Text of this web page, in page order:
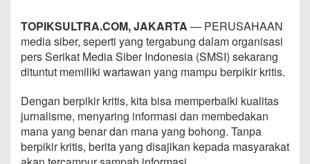
TOPIKSULTRA.COM, JAKARTA — PERUSAHAAN
media siber, seperti yang tergabung dalam organisasi
pers Serikat Media Siber Indonesia (SMSI) sekarang
dituntut memiliki wartawan yang mampu berpikir kritis.
Dengan berpikir kritis, kita bisa memperbaiki kualitas
jurnalisme, menyaring informasi dan membedakan
mana yang benar dan mana yang bohong. Tanpa
berpikir kritis, berita yang disajikan kepada masyarakat